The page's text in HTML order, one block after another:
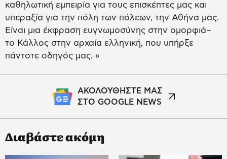
καθηλωτική εμπειρία για τους επισκέπτες μας και
υπεραξία για την πόλη των πόλεων, την Αθήνα μας.
Είναι μια έκφραση ευγνωμοσύνης στην ομορφιά–
το Κάλλος στην αρχαία ελληνική, που υπήρξε
πάντοτε οδηγός μας. »
ΑΚΟΛΟΥΘΗΣΤΕ ΜΑΣ
ΣΤΟ GOOGLE NEWS
Διαβάστε ακόμη